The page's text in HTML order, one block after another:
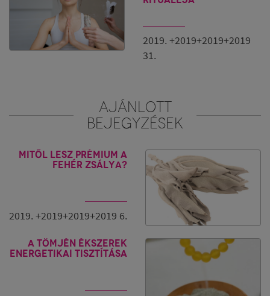
Szerző: Papp Csilla és Molnár Enikő Dorottya
Pixabay
2019. +2019+2019+2019
31.
AJÁNLOTT
BEJEGYZÉSEK
Mitől lesz prémium a
fehér zsálya?
2019. +2019+2019+2019 6.
A tömjén ékszerek
energetikai tisztítása